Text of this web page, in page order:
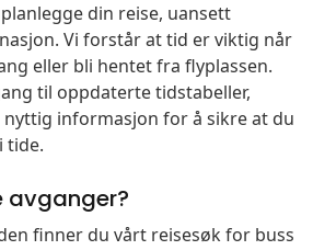
din reise, uansett
Vi forstår at tid er viktig når
eller bli hentet fra flyplassen.
til oppdaterte tidstabeller,
informasjon for å sikre at du
tide.
avganger?
finner du vårt reisesøk for buss